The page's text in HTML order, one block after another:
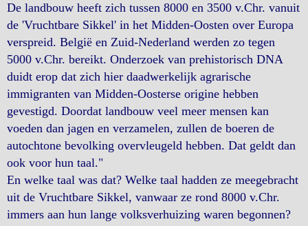
De landbouw heeft zich tussen 8000 en 3500 v.Chr. vanuit
de 'Vruchtbare Sikkel' in het Midden-Oosten over Europa
verspreid. België en Zuid-Nederland werden zo tegen
5000 v.Chr. bereikt. Onderzoek van prehistorisch DNA
duidt erop dat zich hier daadwerkelijk agrarische
immigranten van Midden-Oosterse origine hebben
gevestigd. Doordat landbouw veel meer mensen kan
voeden dan jagen en verzamelen, zullen de boeren de
autochtone bevolking overvleugeld hebben. Dat geldt dan
ook voor hun taal."
En welke taal was dat? Welke taal hadden ze meegebracht
uit de Vruchtbare Sikkel, vanwaar ze rond 8000 v.Chr.
immers aan hun lange volksverhuizing waren begonnen?